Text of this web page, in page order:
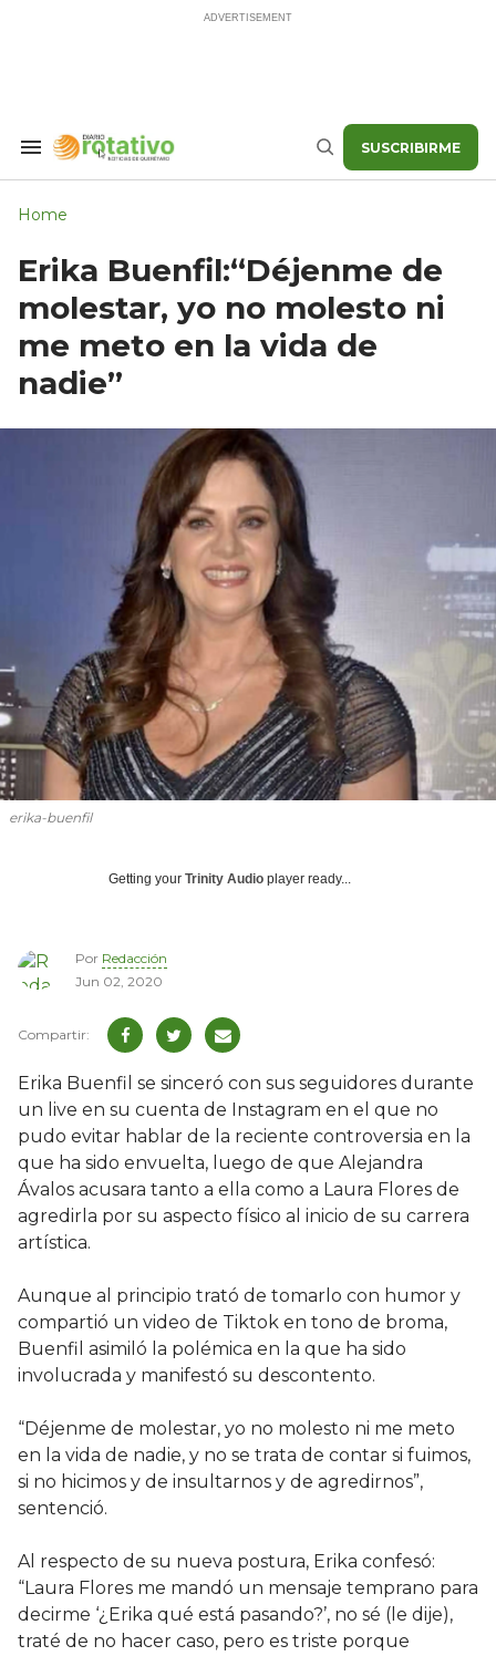
Search
Buscar SUSCRIBIRME
Home
Erika Buenfil:“Déjenme de
molestar, yo no molesto ni
me meto en la vida de
nadie”
erika-buenfil
Getting your Trinity Audio player ready...
Por Redacción
Jun 02, 2020
Erika Buenfil se sinceró con sus seguidores durante
un live en su cuenta de Instagram en el que no
pudo evitar hablar de la reciente controversia en la
que ha sido envuelta, luego de que Alejandra
Ávalos acusara tanto a ella como a Laura Flores de
agredirla por su aspecto físico al inicio de su carrera
artística.
Aunque al principio trató de tomarlo con humor y
compartió un video de Tiktok en tono de broma,
Buenfil asimiló la polémica en la que ha sido
involucrada y manifestó su descontento.
“Déjenme de molestar, yo no molesto ni me meto
en la vida de nadie, y no se trata de contar si fuimos,
si no hicimos y de insultarnos y de agredirnos”,
sentenció.
Al respecto de su nueva postura, Erika confesó:
“Laura Flores me mandó un mensaje temprano para
decirme ‘¿Erika qué está pasando?’, no sé (le dije),
traté de no hacer caso, pero es triste porque